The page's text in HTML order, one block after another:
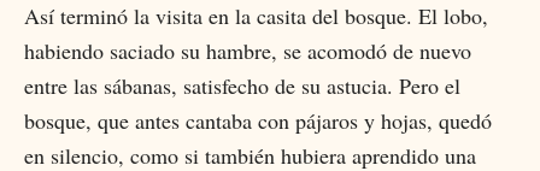
Así terminó la visita en la casita del bosque. El lobo,
habiendo saciado su hambre, se acomodó de nuevo
entre las sábanas, satisfecho de su astucia. Pero el
bosque, que antes cantaba con pájaros y hojas, quedó
en silencio, como si también hubiera aprendido una